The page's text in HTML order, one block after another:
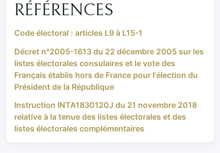
RÉFÉRENCES
Code électoral : articles L9 à L15-1
Décret n°2005-1613 du 22 décembre 2005 sur les
listes électorales consulaires et le vote des
Français établis hors de France pour l'élection du
Président de la République
Instruction INTA1830120J du 21 novembre 2018
relative à la tenue des listes électorales et des
listes électorales complémentaires